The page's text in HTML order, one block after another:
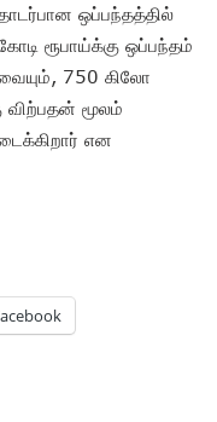
ஒப்பந்தத்தில்
ரூபாய்க்கு ஒப்பந்தம்
750 கிலோ
மூலம்
என